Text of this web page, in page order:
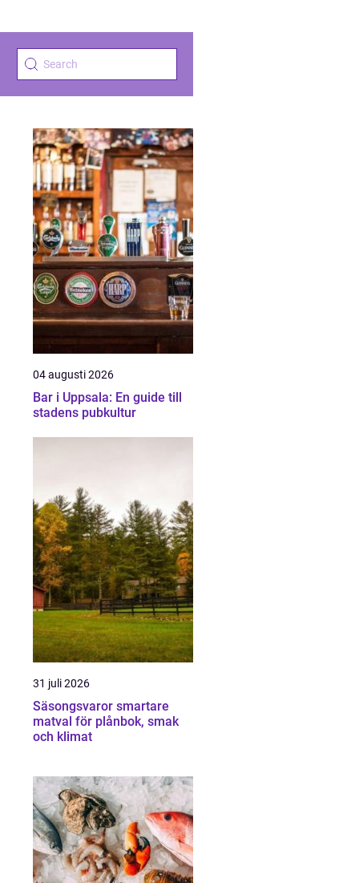
04 augusti 2026
Bar i Uppsala: En guide till
stadens pubkultur
31 juli 2026
Säsongsvaror smartare
matval för plånbok, smak
och klimat